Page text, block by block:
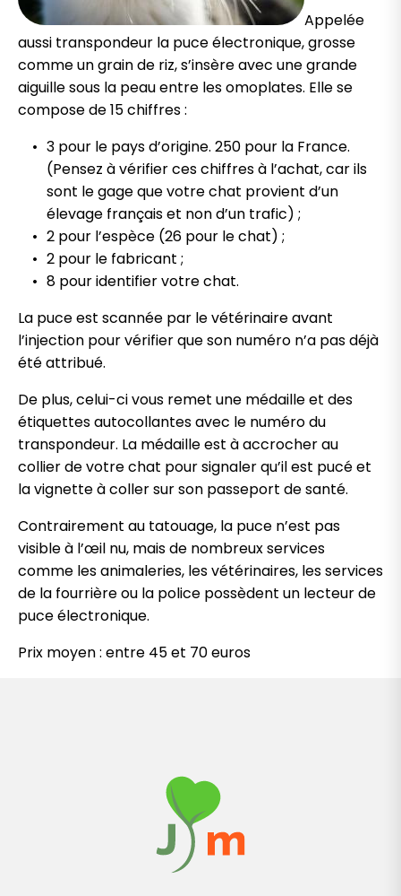
Appelée
aussi transpondeur la puce électronique, grosse
comme un grain de riz, s’insère avec une grande
aiguille sous la peau entre les omoplates. Elle se
compose de 15 chiffres :
3 pour le pays d’origine. 250 pour la France.
(Pensez à vérifier ces chiffres à l’achat, car ils
sont le gage que votre chat provient d’un
élevage français et non d’un trafic) ;
2 pour l’espèce (26 pour le chat) ;
2 pour le fabricant ;
8 pour identifier votre chat.
La puce est scannée par le vétérinaire avant
l’injection pour vérifier que son numéro n’a pas déjà
été attribué.
De plus, celui-ci vous remet une médaille et des
étiquettes autocollantes avec le numéro du
transpondeur. La médaille est à accrocher au
collier de votre chat pour signaler qu’il est pucé et
la vignette à coller sur son passeport de santé.
Contrairement au tatouage, la puce n’est pas
visible à l’œil nu, mais de nombreux services
comme les animaleries, les vétérinaires, les services
de la fourrière ou la police possèdent un lecteur de
puce électronique.
Prix moyen : entre 45 et 70 euros